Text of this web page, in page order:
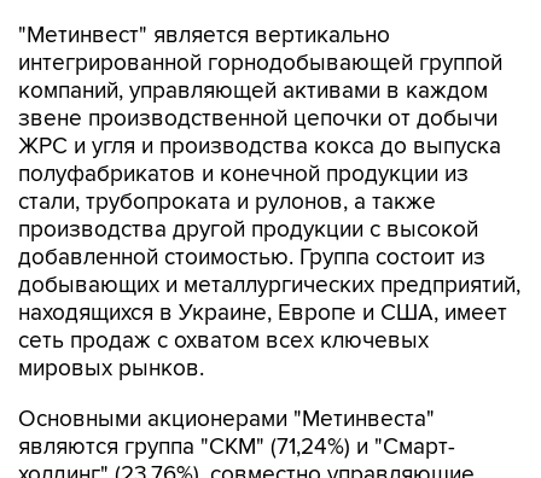
компаний, управляющей активами в каждом
звене производственной цепочки от добычи
ЖРС и угля и производства кокса до выпуска
полуфабрикатов и конечной продукции из
стали, трубопроката и рулонов, а также
производства другой продукции с высокой
добавленной стоимостью. Группа состоит из
добывающих и металлургических предприятий,
находящихся в Украине, Европе и США, имеет
сеть продаж с охватом всех ключевых
мировых рынков.
Основными акционерами "Метинвеста"
холдинг" (23,76%), совместно управляющие
компанией.